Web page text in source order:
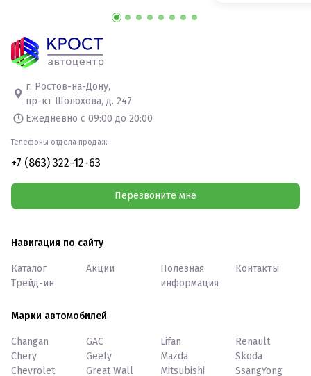
г. Ростов-на-Дону,
пр-кт Шолохова, д. 247
Ежедневно с 09:00 до 20:00
Телефоны отдела продаж:
+7 (863) 322-12-63
Перезвоните мне
Навигация по сайту
Каталог
Трейд-ин
Акции
Полезная
информация
Контакты
Марки автомобилей
Changan
Chery
Chevrolet
GAC
Geely
Great Wall
Lifan
Mazda
Mitsubishi
Renault
Skoda
SsangYong